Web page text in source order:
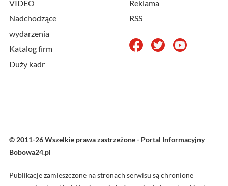
VIDEO
Nadchodzące
wydarzenia
Katalog firm
Duży kadr
Reklama
RSS
© 2011-26 Wszelkie prawa zastrzeżone - Portal Informacyjny
Bobowa24.pl
Publikacje zamieszczone na stronach serwisu są chronione